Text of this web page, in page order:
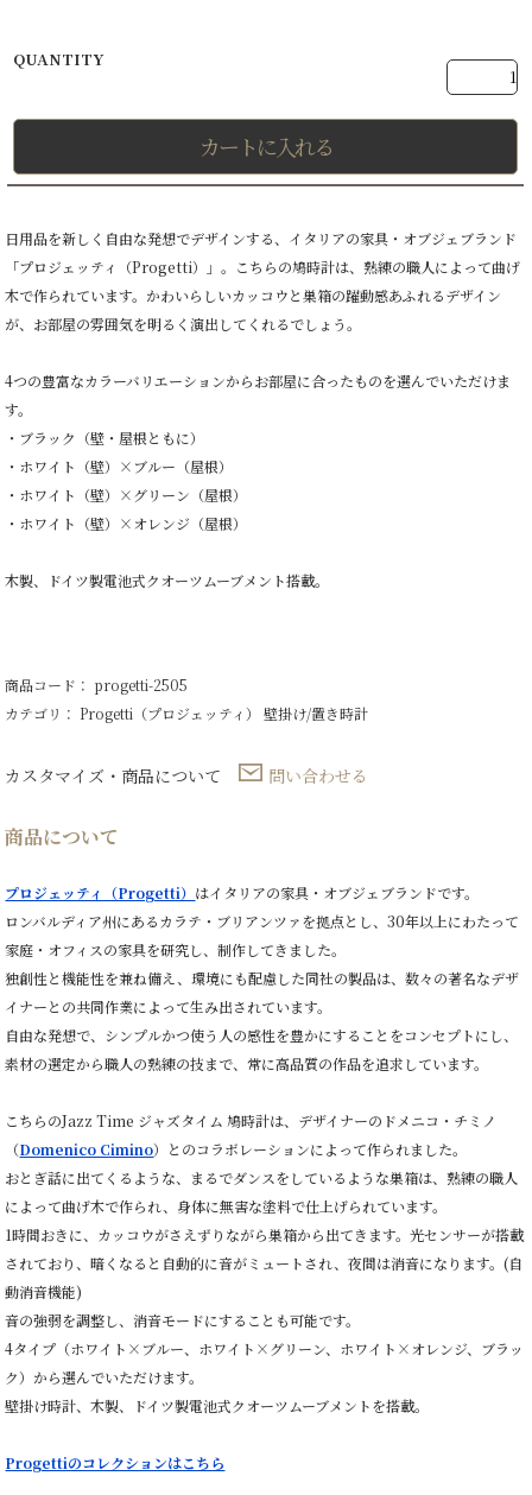
カートに入れる
日用品を新しく自由な発想でデザインする、イタリアの家具・オブジェブランド
「プロジェッティ（Progetti）」。こちらの鳩時計は、熟練の職人によって曲げ
木で作られています。かわいらしいカッコウと巣箱の躍動感あふれるデザイン
が、お部屋の雰囲気を明るく演出してくれるでしょう。
4つの豊富なカラーバリエーションからお部屋に合ったものを選んでいただけま
す。
・ブラック（壁・屋根ともに）
・ホワイト（壁）×ブルー（屋根）
・ホワイト（壁）×グリーン（屋根）
・ホワイト（壁）×オレンジ（屋根）
木製、ドイツ製電池式クオーツムーブメント搭載。
商品コード： progetti-2505
カテゴリ：Progetti（プロジェッティ） 壁掛け/置き時計
カスタマイズ・商品について 問い合わせる
商品について
プロジェッティ（Progetti） はイタリアの家具・オブジェブランドです。
ロンバルディア州にあるカラテ・ブリアンツァを拠点とし、30年以上にわたって
家庭・オフィスの家具を研究し、制作してきました。
独創性と機能性を兼ね備え、環境にも配慮した同社の製品は、数々の著名なデザ
イナーとの共同作業によって生み出されています。
自由な発想で、シンプルかつ使う人の感性を豊かにすることをコンセプトにし、
素材の選定から職人の熟練の技まで、常に高品質の作品を追求しています。
こちらのJazz Time ジャズタイム 鳩時計は、デザイナーのドメニコ・チミノ
（Domenico Cimino）とのコラボレーションによって作られました。
おとぎ話に出てくるような、まるでダンスをしているような巣箱は、熟練の職人
によって曲げ木で作られ、身体に無害な塗料で仕上げられています。
1時間おきに、カッコウがさえずりながら巣箱から出てきます。光センサーが搭載
されており、暗くなると自動的に音がミュートされ、夜間は消音になります。(自
動消音機能)
音の強弱を調整し、消音モードにすることも可能です。
4タイプ（ホワイト×ブルー、ホワイト×グリーン、ホワイト×オレンジ、ブラッ
ク）から選んでいただけます。
壁掛け時計、木製、ドイツ製電池式クオーツムーブメントを搭載。
Progettiのコレクションはこちら